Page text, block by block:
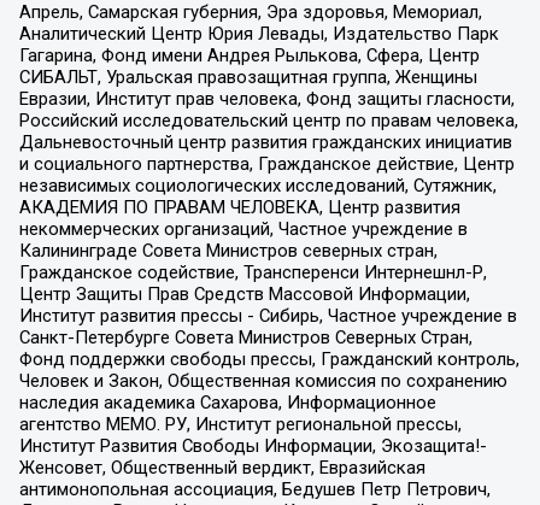
Апрель, Самарская губерния, Эра здоровья, Мемориал,
Аналитический Центр Юрия Левады, Издательство Парк
Гагарина, Фонд имени Андрея Рылькова, Сфера, Центр
СИБАЛЬТ, Уральская правозащитная группа, Женщины
Евразии, Институт прав человека, Фонд защиты гласности,
Российский исследовательский центр по правам человека,
Дальневосточный центр развития гражданских инициатив
и социального партнерства, Гражданское действие, Центр
независимых социологических исследований, Сутяжник,
АКАДЕМИЯ ПО ПРАВАМ ЧЕЛОВЕКА, Центр развития
некоммерческих организаций, Частное учреждение в
Калининграде Совета Министров северных стран,
Гражданское содействие, Трансперенси Интернешнл-Р,
Центр Защиты Прав Средств Массовой Информации,
Институт развития прессы - Сибирь, Частное учреждение в
Санкт-Петербурге Совета Министров Северных Стран,
Фонд поддержки свободы прессы, Гражданский контроль,
Человек и Закон, Общественная комиссия по сохранению
наследия академика Сахарова, Информационное
агентство МЕМО. РУ, Институт региональной прессы,
Институт Развития Свободы Информации, Экозащита!-
Женсовет, Общественный вердикт, Евразийская
антимонопольная ассоциация, Бедушев Петр Петрович,